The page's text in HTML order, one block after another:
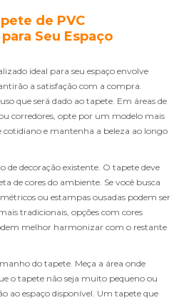
de PVC
Seu Espaço
ideal para seu espaço envolve
a satisfação com a compra.
que será dado ao tapete. Em áreas de
corredores, opte por um modelo mais
cotidiano e mantenha a beleza ao longo
de decoração existente. O tapete deve
de cores do ambiente. Se você busca
ou estampas ousadas podem ser
tradicionais, opções com cores
melhor harmonizar com o restante
do tapete. Meça a área onde
o tapete não seja muito pequeno ou
ao espaço disponível. Um tapete que